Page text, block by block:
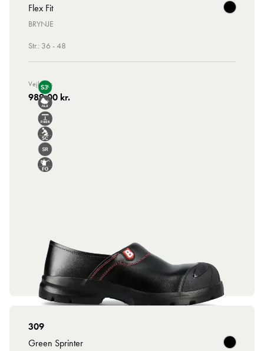
Flex Fit
BRYNJE
Str.: 36 - 48
Vejl. Pris
989,00 kr.
309
Green Sprinter